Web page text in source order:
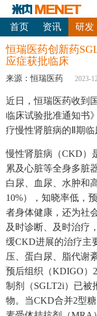
首页 资讯 研发
恒瑞医药创新药
应症获批临床
来源：恒瑞医药 2023-
近日，恒瑞医药收到
临床试验批准通知书
疗慢性肾脏病的Ⅱ期临
慢性肾脏病（CKD）
累及心脏等全身多脏
白尿、血尿、水肿和
10%），知晓率低，
者身体健康，还为社
及时诊断、及时治疗
缓CKD进展的治疗主
压、蛋白尿、脂代谢
预后组织（KDIGO）
制剂（SGLT2i）已
物。当CKD合并2型